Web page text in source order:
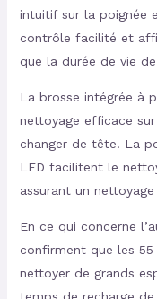
intuitif sur la poignée
contrôle facilité et
que la durée de vie
La brosse intégrée à
nettoyage efficace
changer de tête. La
LED facilitent le
assurant un
En ce qui concerne
confirment que les
nettoyer de grands